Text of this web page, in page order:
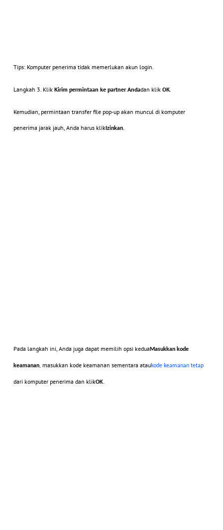
Tips: Komputer penerima tidak memerlukan akun login.
Langkah 3. Klik Kirim permintaan ke partner Andadan klik OK.
Kemudian, permintaan transfer file pop-up akan muncul di komputer
penerima jarak jauh, Anda harus klikIzinkan.
Pada langkah ini, Anda juga dapat memilih opsi kedua Masukkan kode
keamanan, masukkan kode keamanan sementara ataukode keamanan tetap
dari komputer penerima dan klikOK.